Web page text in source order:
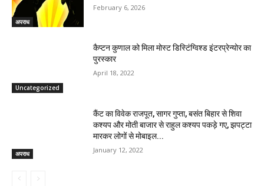
अपराध
February 6, 2026
Uncategorized
कैप्टन कुणाल को मिला मोस्ट डिस्टिंग्विश्ड इंटरप्रेन्योर का
पुरस्कार
April 18, 2022
अपराध
कैंट का विवेक राजपूत, सागर गुप्ता, बसंत बिहार से शिवा
कश्यप और मोती बाजार से राहुल कश्यप पकड़े गए, झपट्टा
मारकर लोगों से मोबाइल...
January 12, 2022